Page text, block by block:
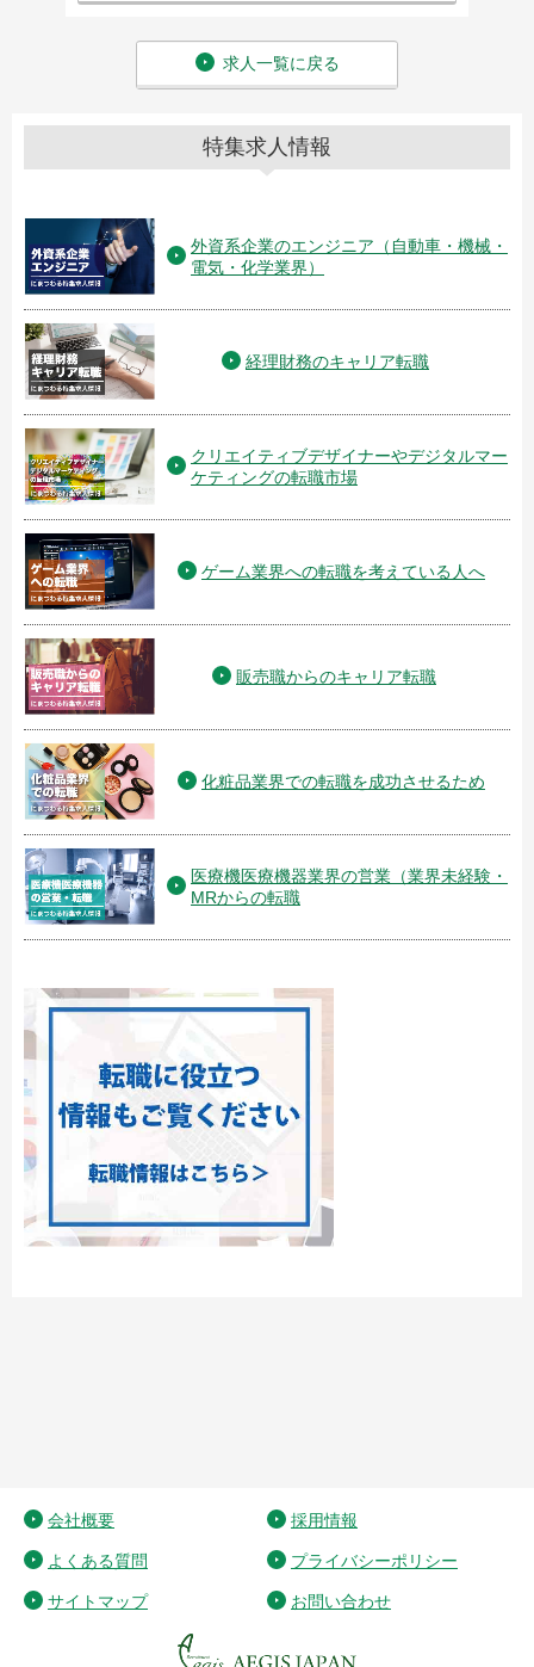
求人一覧に戻る
特集求人情報
外資系企業のエンジニア（自動車・機械・
電気・化学業界）
経理財務のキャリア転職
クリエイティブデザイナーやデジタルマー
ケティングの転職市場
ゲーム業界への転職を考えている人へ
販売職からのキャリア転職
化粧品業界での転職を成功させるため
医療機医療機器業界の営業（業界未経験・
MRからの転職
会社概要 採用情報
よくある質問 プライバシーポリシー
サイトマップ お問い合わせ